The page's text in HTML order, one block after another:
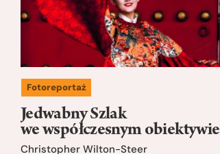
Fotoreportaż
Jedwabny Szlak
we współczesnym obiektywie
Christopher Wilton-Steer